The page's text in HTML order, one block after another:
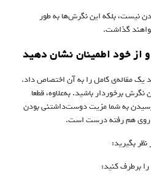
نیست، بلکه این نگرش‌ها به طور
خواهند گذاشت.
یک مقاله‌ی کامل را به آن اختصاص داد.
اوقات از این نگرش برخوردار باشید. به‌علاوه، قطعا
به شما مزیت دوست‌داشتنی بودن
روی هم رفته درست است.
بگیرید:
برطرف کنید: